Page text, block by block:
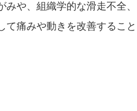
や、組織学的な滑走不全、
て痛みや動きを改善すること